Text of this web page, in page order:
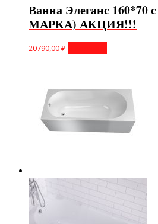
Ванна Элеганс 160*70
МАРКА) АКЦИЯ!!!
20790,00₽